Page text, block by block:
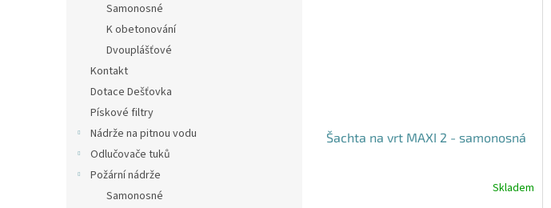
Samonosné
K obetonování
Dvouplášťové
Kontakt
Dotace Dešťovka
Pískové filtry
Nádrže na pitnou vodu
Odlučovače tuků
Požární nádrže
Samonosné
Šachta na vrt MAXI 2 - samonosná
Skladem